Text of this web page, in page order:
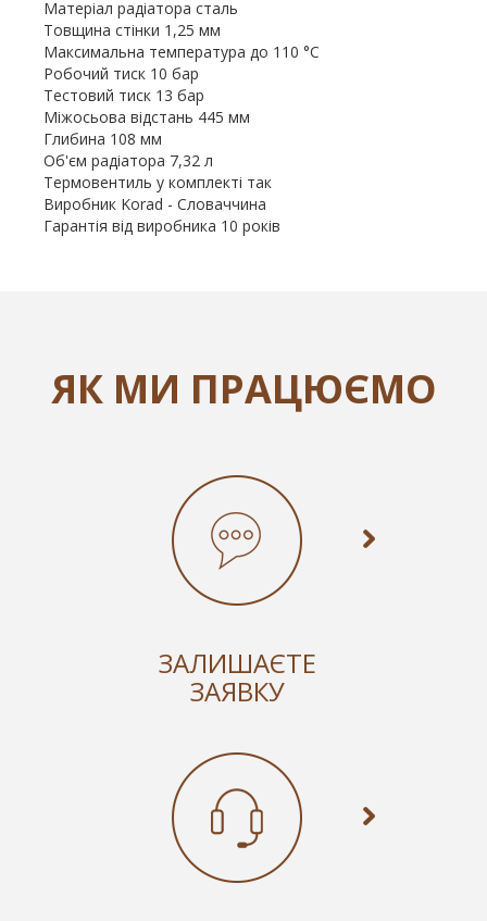
Матеріал радіатора сталь
Товщина стінки 1,25 мм
Максимальна температура до 110 °С
Робочий тиск 10 бар
Тестовий тиск 13 бар
Міжосьова відстань 445 мм
Глибина 108 мм
Об'єм радіатора 7,32 л
Термовентиль у комплекті так
Виробник Korad - Словаччина
Гарантія від виробника 10 років
ЯК МИ ПРАЦЮЄМО
ЗАЛИШАЄТЕ
ЗАЯВКУ